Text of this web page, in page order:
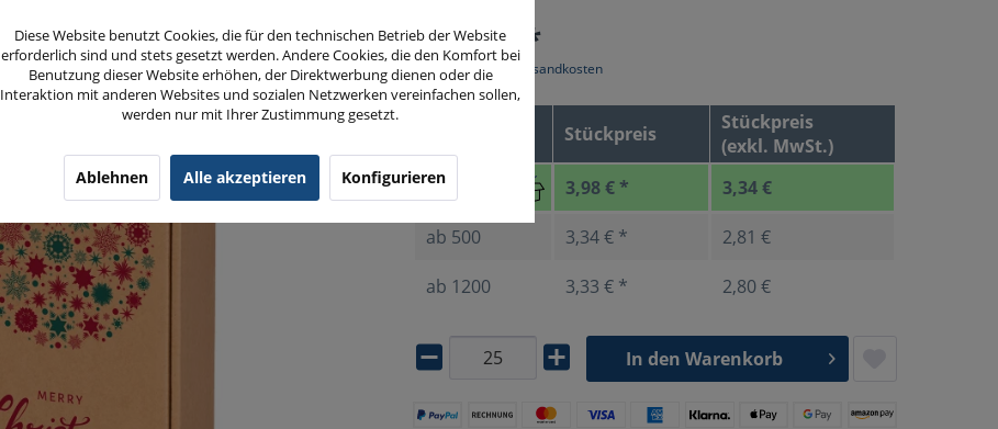
99,50 € *
Stückpreis
Stückpreis
(exkl. MwSt.)
ab
3,98 € * 3,34 €
ab 500 3,34 € * 2,81 €
ab 1200 3,33 € * 2,80 €
inkl. MwSt.zzgl. Versandkosten
In den Warenkorb
Diese Website benutzt Cookies, die für den technischen Betrieb der Website
erforderlich sind und stets gesetzt werden. Andere Cookies, die den Komfort bei
Benutzung dieser Website erhöhen, der Direktwerbung dienen oder die
Interaktion mit anderen Websites und sozialen Netzwerken vereinfachen sollen,
werden nur mit Ihrer Zustimmung gesetzt.
Ablehnen Alle akzeptieren Konfigurieren